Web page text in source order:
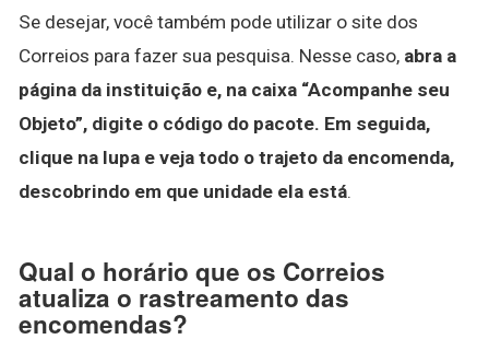
Se desejar, você também pode utilizar o site dos
Correios para fazer sua pesquisa. Nesse caso, abra a
página da instituição e, na caixa “Acompanhe seu
Objeto”, digite o código do pacote. Em seguida,
clique na lupa e veja todo o trajeto da encomenda,
descobrindo em que unidade ela está.
Qual o horário que os Correios
atualiza o rastreamento das
encomendas?